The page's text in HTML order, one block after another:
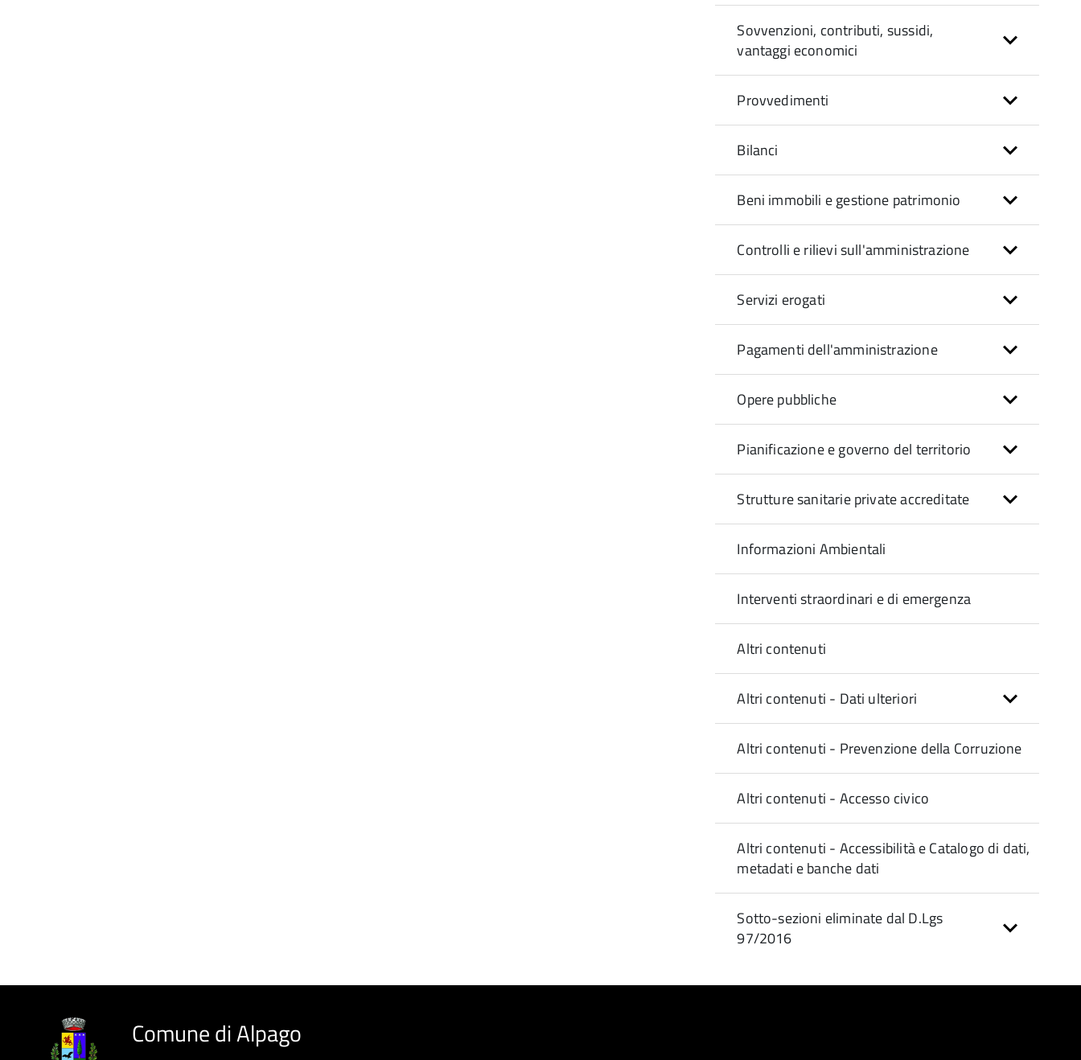
Sovvenzioni, contributi, sussidi,
vantaggi economici
Provvedimenti
Bilanci
Beni immobili e gestione patrimonio
Controlli e rilievi sull'amministrazione
Servizi erogati
Pagamenti dell'amministrazione
Opere pubbliche
Pianificazione e governo del territorio
Strutture sanitarie private accreditate
Informazioni Ambientali
Interventi straordinari e di emergenza
Altri contenuti
Altri contenuti - Dati ulteriori
Altri contenuti - Prevenzione della Corruzione
Altri contenuti - Accesso civico
Altri contenuti - Accessibilità e Catalogo di dati,
metadati e banche dati
Sotto-sezioni eliminate dal D.Lgs
97/2016
Comune di Alpago